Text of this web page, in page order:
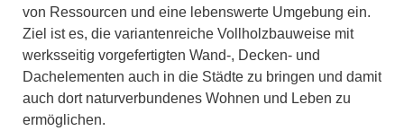
von Ressourcen und eine lebenswerte Umgebung ein.
Ziel ist es, die variantenreiche Vollholzbauweise mit
werksseitig vorgefertigten Wand-, Decken- und
Dachelementen auch in die Städte zu bringen und damit
auch dort naturverbundenes Wohnen und Leben zu
ermöglichen.